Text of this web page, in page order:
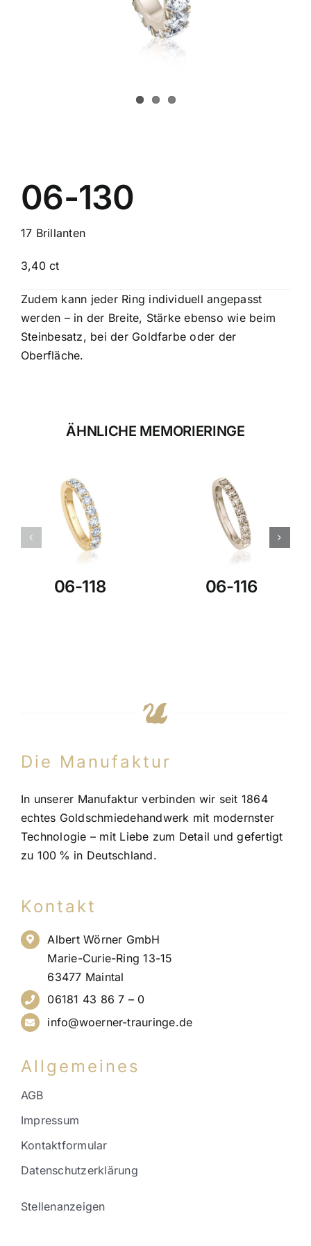
06-130
17 Brillanten
3,40 ct
Zudem kann jeder Ring individuell angepasst
werden – in der Breite, Stärke ebenso wie beim
Steinbesatz, bei der Goldfarbe oder der
Oberfläche.
ÄHNLICHE MEMORIERINGE
06-118 06-116
Die Manufaktur
In unserer Manufaktur verbinden wir seit 1864
echtes Goldschmiedehandwerk mit modernster
Technologie – mit Liebe zum Detail und gefertigt
zu 100 % in Deutschland.
Kontakt
Albert Wörner GmbH
Marie-Curie-Ring 13-15
63477 Maintal
06181 43 86 7 – 0
info@woerner-trauringe.de
Allgemeines
AGB
Impressum
Kontaktformular
Datenschutzerklärung
Stellenanzeigen